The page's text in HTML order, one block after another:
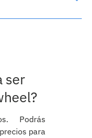
ser
Podrás
para